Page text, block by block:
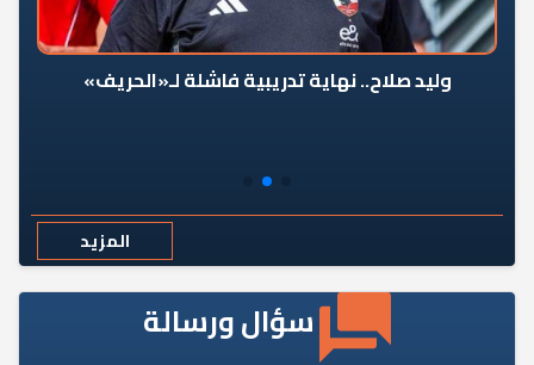
وليد صلاح.. نهاية تدريبية فاشلة لـ«الحريف»
المزيد
سؤال ورسالة